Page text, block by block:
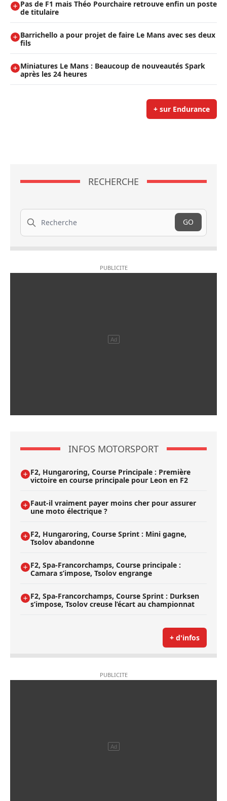
Pas de F1 mais Théo Pourchaire retrouve enfin un poste
de titulaire
Barrichello a pour projet de faire Le Mans avec ses deux
fils
Miniatures Le Mans : Beaucoup de nouveautés Spark
après les 24 heures
+ sur Endurance
RECHERCHE
Recherche
GO
INFOS MOTORSPORT
F2, Hungaroring, Course Principale : Première
victoire en course principale pour Leon en F2
Faut-il vraiment payer moins cher pour assurer
une moto électrique ?
F2, Hungaroring, Course Sprint : Mini gagne,
Tsolov abandonne
F2, Spa-Francorchamps, Course principale :
Camara s’impose, Tsolov engrange
F2, Spa-Francorchamps, Course Sprint : Durksen
s’impose, Tsolov creuse l’écart au championnat
+ d'infos